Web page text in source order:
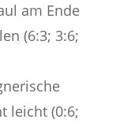
am Ende
(6:3; 3:6;
leicht (0:6;